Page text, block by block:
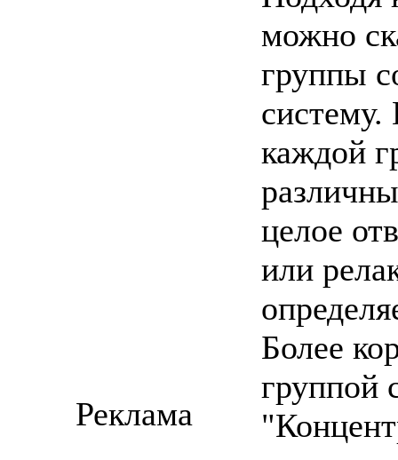
можно
группы
систему.
каждой
целое
или
Более
группой
Реклама